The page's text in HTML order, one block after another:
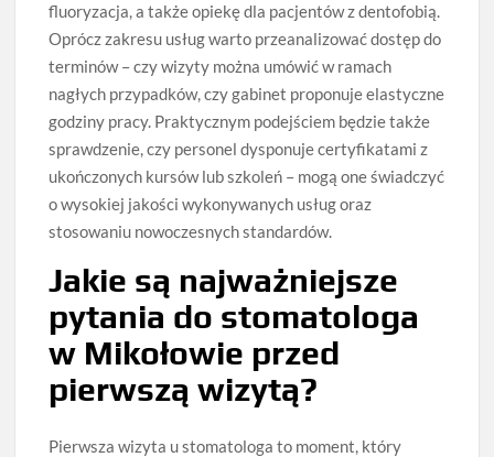
fluoryzacja, a także opiekę dla pacjentów z dentofobią.
Oprócz zakresu usług warto przeanalizować dostęp do
terminów – czy wizyty można umówić w ramach
nagłych przypadków, czy gabinet proponuje elastyczne
godziny pracy. Praktycznym podejściem będzie także
sprawdzenie, czy personel dysponuje certyfikatami z
ukończonych kursów lub szkoleń – mogą one świadczyć
o wysokiej jakości wykonywanych usług oraz
stosowaniu nowoczesnych standardów.
Jakie są najważniejsze
pytania do stomatologa
w Mikołowie przed
pierwszą wizytą?
Pierwsza wizyta u stomatologa to moment, który